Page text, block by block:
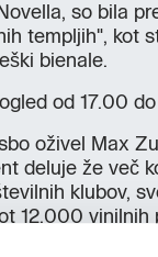
so bila
templjih", kot
bienale.
od 17.00
oživel Max
deluje že več
klubov,
12.000 vinilnih
glasbi 90. let.